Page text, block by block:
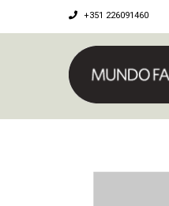
+351 226091460